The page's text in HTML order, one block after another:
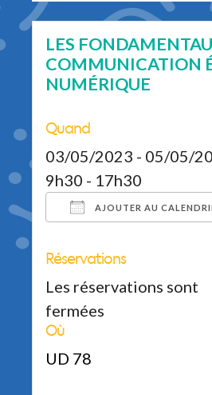
LES
COMMUNICATION
NUMÉRIQUE
Quand
03/05/2023 - 05/05/
9h30 - 17h30
AJOUTER AU
Télécharger ICS
Calendrier
Réservations
Les réservations sont
fermées
Où
UD 78